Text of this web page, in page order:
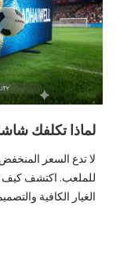
الغيار الكافية
استمرار إيرادات
لملعب كرة القدم